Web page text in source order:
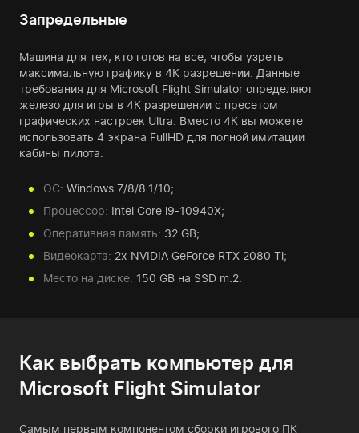
Запредельные
Машина для тех, кто готов на все, чтобы узреть
максимальную графику в 4К разрешении. Данные
требования для Microsoft Flight Simulator определяют
железо для игры в 4К разрешении с пресетом
графических настроек Ultra. Вместо 4К вы можете
использовать 4 экрана FullHD для полной имитации
кабины пилота.
ОС: Windows 7/8/8.1/10;
Процессор: Intel Core i9-10940X;
Оперативная память: 32 GB;
Видеокарта: 2x NVIDIA GeForce RTX 2080 Ti;
Место на диске: 150 GB на SSD m.2.
Как выбрать компьютер для
Microsoft Flight Simulator
Самым первым компонентом сборки игрового ПК